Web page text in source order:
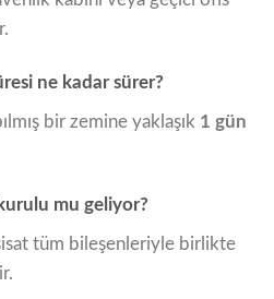
ne kadar sürer?
bir zemine yaklaşık 1 gün
mu geliyor?
tüm bileşenleriyle birlikte